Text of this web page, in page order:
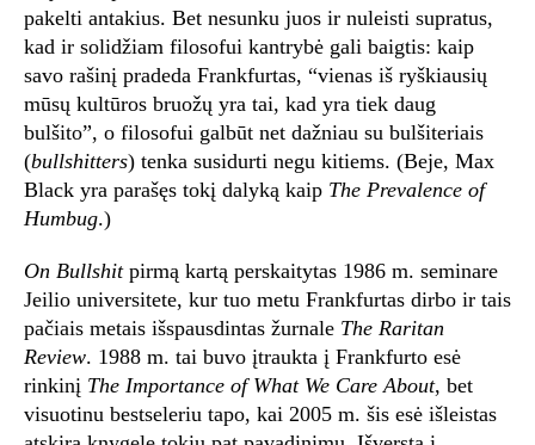
pakelti antakius. Bet nesunku juos ir nuleisti supratus,
kad ir solidžiam filosofui kantrybė gali baigtis: kaip
savo rašinį pradeda Frankfurtas, “vienas iš ryškiausių
mūsų kultūros bruožų yra tai, kad yra tiek daug
bulšito”, o filosofui galbūt net dažniau su bulšiteriais
(bullshitters) tenka susidurti negu kitiems. (Beje, Max
Black yra parašęs tokį dalyką kaip The Prevalence of
Humbug.)
On Bullshitpirmą kartą perskaitytas 1986 m. seminare
Jeilio universitete, kur tuo metu Frankfurtas dirbo ir tais
pačiais metais išspausdintas žurnale The Raritan
Review. 1988 m. tai buvo įtraukta į Frankfurto esė
rinkinį The Importance of What We Care About, bet
visuotinu bestseleriu tapo, kai 2005 m. šis esė išleistas